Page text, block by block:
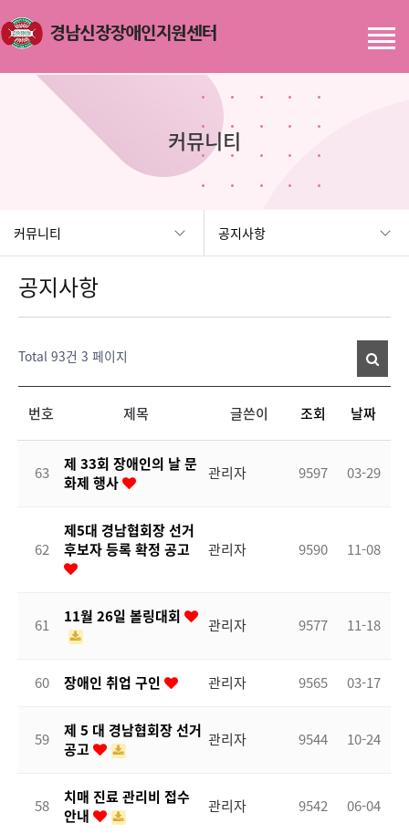
커뮤니티
커뮤니티 공지사항
공지사항
Total 93건 3 페이지
번호 제목 글쓴이 조회 날짜
63
제 33회 장애인의 날 문
화제 행사
관리자 9597 03-29
62
제5대 경남협회장 선거
후보자 등록 확정 공고
관리자 9590 11-08
61 11월 26일 볼링대회 관리자 9577 11-18
60 장애인 취업 구인 관리자 9565 03-17
59
제 5 대 경남협회장 선거
공고
관리자 9544 10-24
58
치매 진료 관리비 접수
안내
관리자 9542 06-04